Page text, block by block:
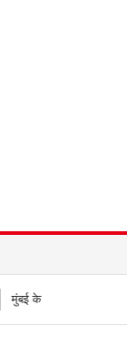
हाईवे पर वनराई पुलिस की